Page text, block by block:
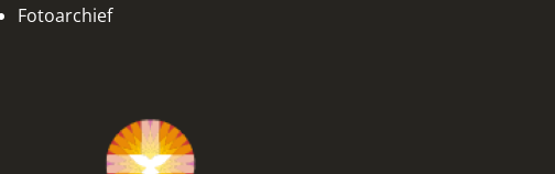
Fotoarchief